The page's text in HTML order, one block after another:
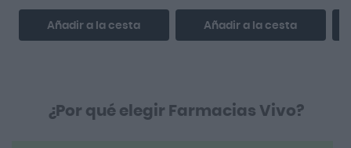
Añadir a la cesta Añadir a la cesta
¿Por qué elegir Farmacias Vivo?